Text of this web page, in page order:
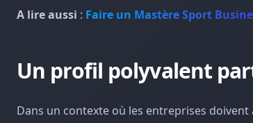
A lire aussi : Faire un Mastère Sport
Un profil polyvalent
Dans un contexte où les entreprises